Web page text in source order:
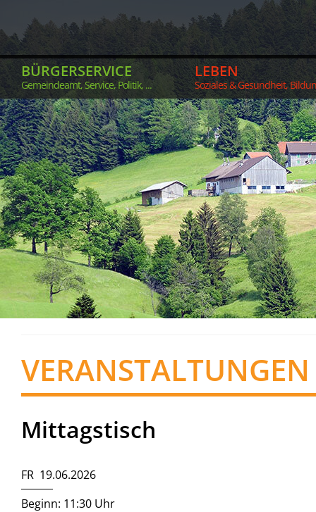
BÜRGERSERVICE
Gemeindeamt, Service, Politik, ...
LEBEN
Soziales & Gesundheit,
VERANSTALTUNGEN
Mittagstisch
FR 19.06.2026
Beginn: 11:30 Uhr